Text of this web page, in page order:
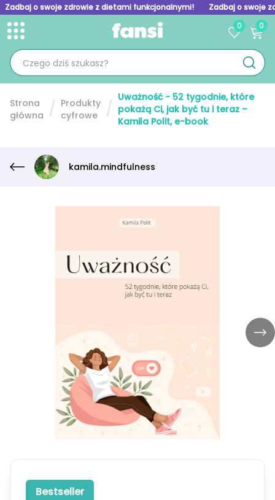
Zadbaj o swoje zdrowie z dietami funkcjonalnymi! Zadbaj o swoje
Toggle menu
0 0
Strona
główna
Produkty
cyfrowe
Uważność - 52 tygodnie, które
pokażą Ci, jak być tu i teraz –
Kamila Polit, e-book
kamila.mindfulness
Bestseller